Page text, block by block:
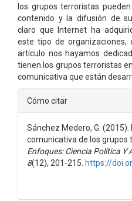
los grupos terroristas
contenido y la difusión de
claro que Internet ha
este tipo de
artículo nos hayamos
tienen los grupos terroristas
comunicativa que están
Detalles
del
artículo
Cómo citar
Sánchez Medero, G.
comunicativa de los grupos
Enfoques: Ciencia Política
8(12), 201-215. https://